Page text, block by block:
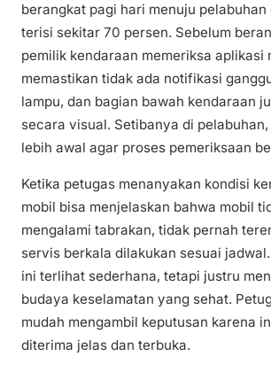
berangkat pagi hari menuju
terisi sekitar 70 persen. Sebelum
pemilik kendaraan memeriksa aplikasi
memastikan tidak ada notifikasi
lampu, dan bagian bawah kendaraan
secara visual. Setibanya di
lebih awal agar proses pemeriksaan
Ketika petugas menanyakan kondisi
mobil bisa menjelaskan bahwa mobil
mengalami tabrakan, tidak pernah
servis berkala dilakukan sesuai
ini terlihat sederhana, tetapi justru
budaya keselamatan yang sehat.
mudah mengambil keputusan karena
diterima jelas dan terbuka.